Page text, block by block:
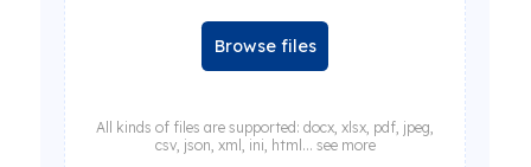
Browse files
All kinds of files are supported: docx, xlsx, pdf, jpeg,
csv, json, xml, ini, html... see more